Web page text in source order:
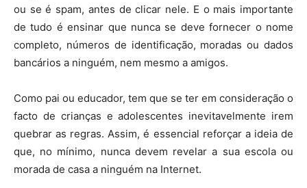
ou se é spam, antes de clicar nele. E o mais importante
de tudo é ensinar que nunca se deve fornecer o nome
completo, números de identificação, moradas ou dados
bancários a ninguém, nem mesmo a amigos.
Como pai ou educador, tem que se ter em consideração o
facto de crianças e adolescentes inevitavelmente irem
quebrar as regras. Assim, é essencial reforçar a ideia de
que, no mínimo, nunca devem revelar a sua escola ou
morada de casa a ninguém na Internet.